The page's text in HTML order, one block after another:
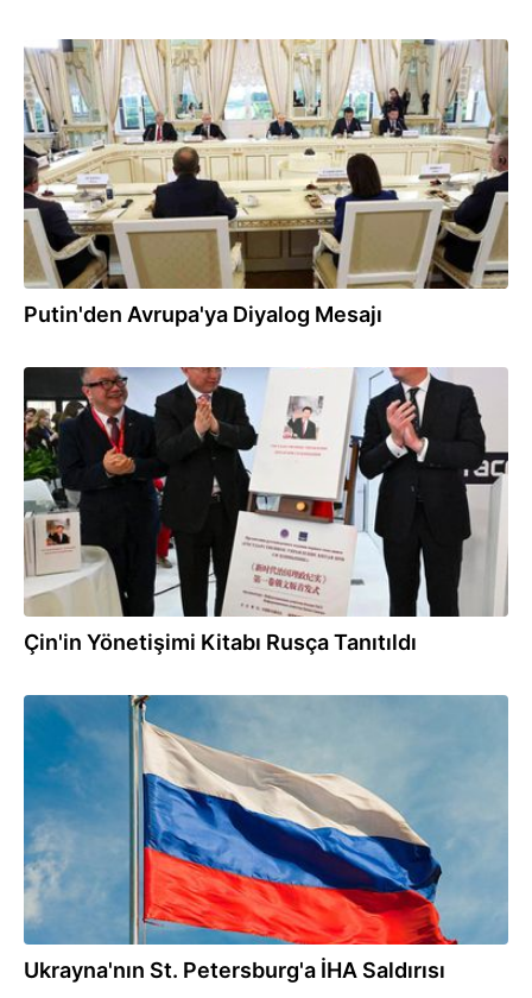
04.06.2026
Putin'den Avrupa'ya Diyalog Mesajı
04.06.2026
Çin'in Yönetişimi Kitabı Rusça Tanıtıldı
03.06.2026
Ukrayna'nın St. Petersburg'a İHA Saldırısı